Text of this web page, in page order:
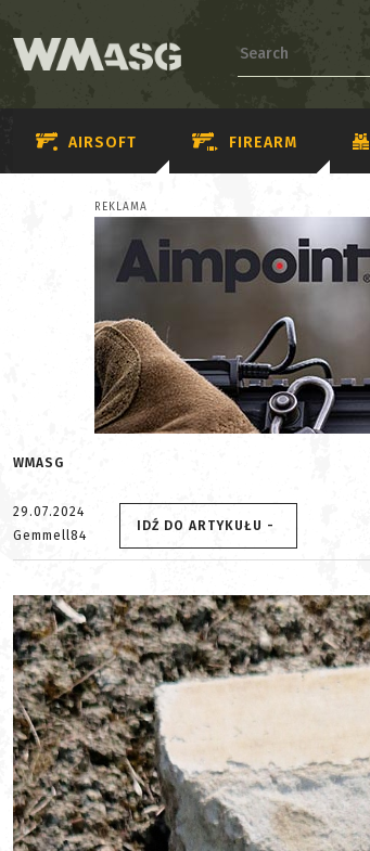
AIRSOFT FIREARM
REKLAMA
WMASG
29.07.2024
Gemmell84
IDŹ DO ARTYKUŁU -